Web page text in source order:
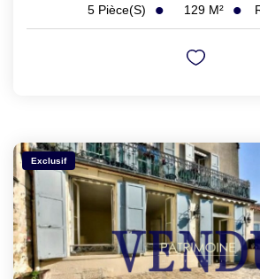
5 Pièce(s) 129 M²
Exclusif